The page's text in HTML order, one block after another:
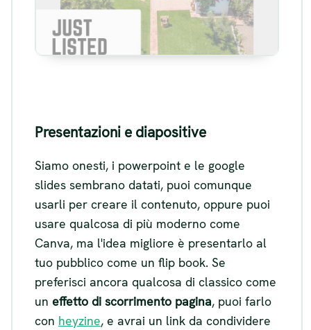
Visualizza
Presentazioni e diapositive
Siamo onesti, i powerpoint e le google
slides sembrano datati, puoi comunque
usarli per creare il contenuto, oppure puoi
usare qualcosa di più moderno come
Canva, ma l'idea migliore è presentarlo al
tuo pubblico come un flip book. Se
preferisci ancora qualcosa di classico come
un effetto di scorrimento pagina, puoi farlo
con heyzine, e avrai un link da condividere